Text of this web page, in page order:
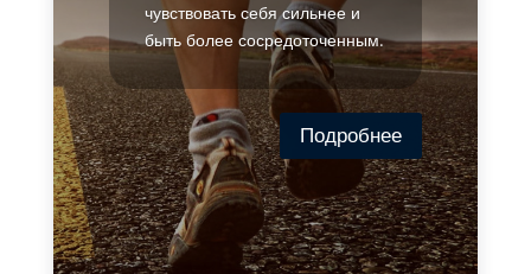
чувствовать себя сильнее и
быть более сосредоточенным.
Подробнее